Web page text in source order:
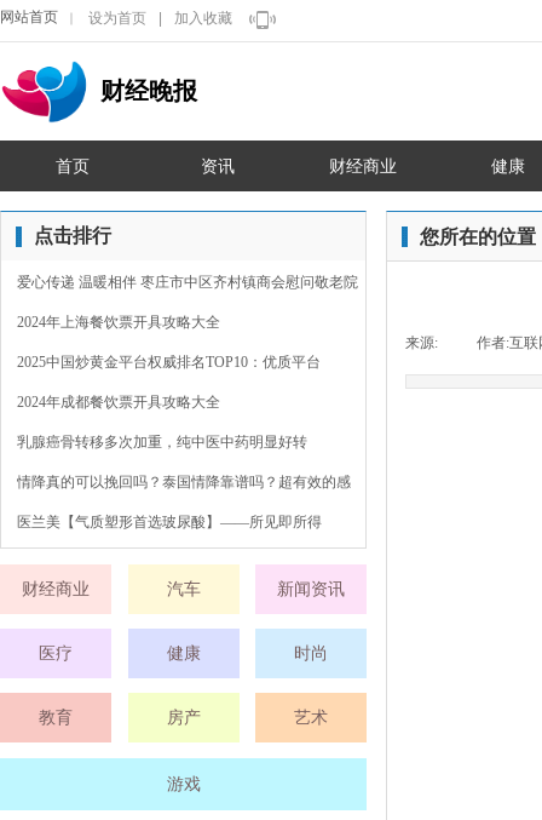
网站首页 设为首页 加入收藏
财经晚报
首页 资讯 财经商业 健康
点击排行 您所在的位置
来源: 作者:互联
爱心传递 温暖相伴 枣庄市中区齐村镇商会慰问敬老院
2024年上海餐饮票开具攻略大全
2025中国炒黄金平台权威排名TOP10：优质平台
2024年成都餐饮票开具攻略大全
乳腺癌骨转移多次加重，纯中医中药明显好转
情降真的可以挽回吗？泰国情降靠谱吗？超有效的感
情裂
医兰美【气质塑形首选玻尿酸】——所见即所得
财经商业 新闻资讯
汽车
健康
医疗 时尚
教育 房产 艺术
游戏